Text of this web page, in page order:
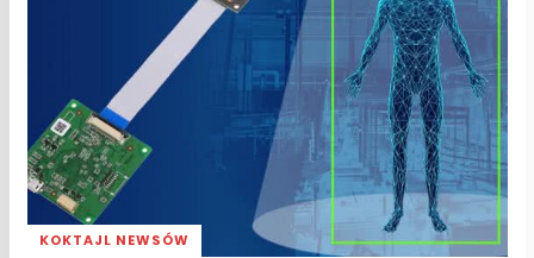
KOKTAJL NEWSÓW